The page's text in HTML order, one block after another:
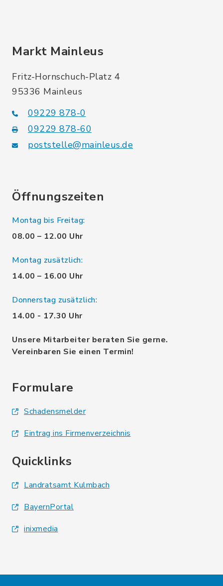
Markt Mainleus
Fritz-Hornschuch-Platz 4
95336 Mainleus
09229 878-0
09229 878-60
poststelle@mainleus.de
Öffnungszeiten
Montag bis Freitag:
08.00 – 12.00 Uhr
Montag zusätzlich:
14.00 – 16.00 Uhr
Donnerstag zusätzlich:
14.00 - 17.30 Uhr
Unsere Mitarbeiter beraten Sie gerne.
Vereinbaren Sie einen Termin!
Formulare
Schadensmelder
Eintrag ins Firmenverzeichnis
Quicklinks
Landratsamt Kulmbach
BayernPortal
inixmedia